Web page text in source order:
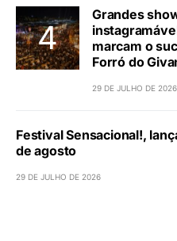
Grandes
marcam o
Forró do
29 DE JULHO DE 2026
Festival Sensacional!,
de agosto
29 DE JULHO DE 2026